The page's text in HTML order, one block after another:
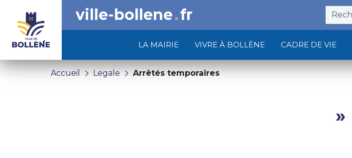
LA MAIRIE VIVRE À BOLLÈNE CADRE DE VIE
ville-bollene fr
Accueil Legale Arrêtés temporaires